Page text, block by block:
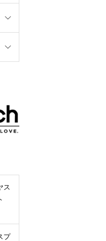
ス
プ